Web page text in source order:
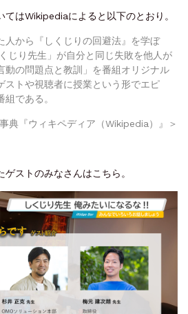
はWikipediaによると以下のとおり。
人から『しくじりの回避法』を学ぼ
じり先生」が自分と同じ失敗を他人が
動の問題点と教訓」を番組オリジナル
ストや視聴者に授業という形でエピ
である。
典『ウィキペディア（Wikipedia）』＞
ストのみなさんはこちら。